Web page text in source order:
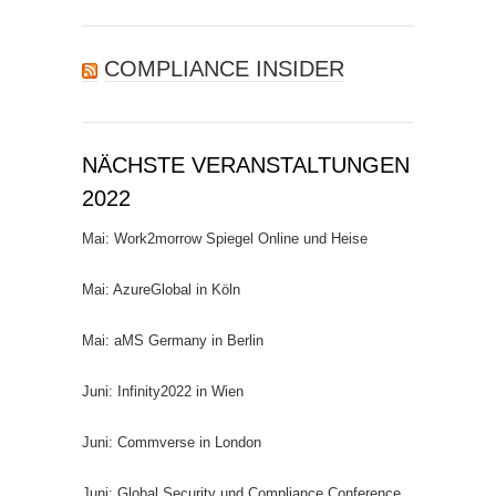
COMPLIANCE INSIDER
NÄCHSTE VERANSTALTUNGEN
2022
Mai: Work2morrow Spiegel Online und Heise
Mai: AzureGlobal in Köln
Mai: aMS Germany in Berlin
Juni: Infinity2022 in Wien
Juni: Commverse in London